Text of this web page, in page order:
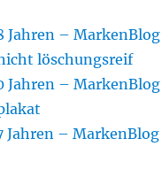
Jahren – MarkenBlog
löschungsreif
Jahren – MarkenBlog
Jahren – MarkenBlog